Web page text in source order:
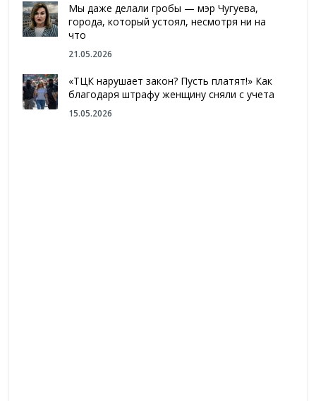
Мы даже делали гробы — мэр Чугуева,
города, который устоял, несмотря ни на
что
21.05.2026
«ТЦК нарушает закон? Пусть платят!» Как
благодаря штрафу женщину сняли с учета
15.05.2026